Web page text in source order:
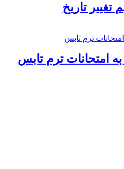
تغییر تاریخ
امتحانات ترم تابس